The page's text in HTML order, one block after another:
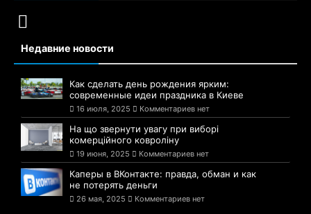
Недавние новости
Как сделать день рождения ярким:
современные идеи праздника в Киеве
16 июля, 2025 Комментариев нет
На що звернути увагу при виборі
комерційного ковроліну
19 июня, 2025 Комментариев нет
Каперы в ВКонтакте: правда, обман и как
не потерять деньги
26 мая, 2025 Комментариев нет